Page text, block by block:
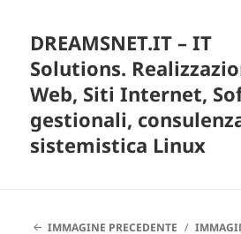
DREAMSNET.IT – IT
Solutions.
Web, Siti Internet,
gestionali,
sistemistica Linux
IMMAGINE PRECEDENTE